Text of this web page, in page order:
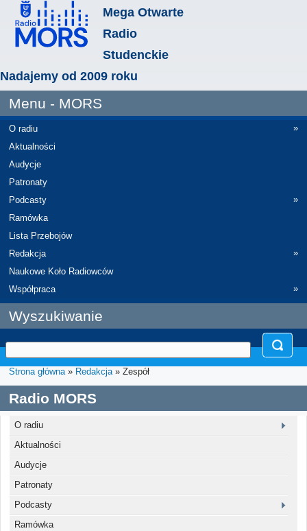
Mega Otwarte
Radio
Studenckie
Nadajemy od 2009 roku
Menu - MORS
O radiu
»
Aktualności
Audycje
Patronaty
Podcasty
»
Ramówka
Lista Przebojów
Redakcja
»
Naukowe Koło Radiowców
Współpraca
»
Wyszukiwanie
Strona główna» Redakcja» Zespół
Radio MORS
O radiu
Aktualności
Audycje
Patronaty
Podcasty
Ramówka